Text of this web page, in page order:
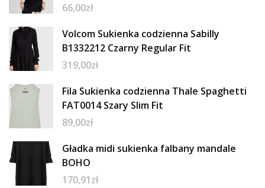
66,00zł
Volcom Sukienka codzienna Sabilly
B1332212 Czarny Regular Fit
319,00zł
Fila Sukienka codzienna Thale Spaghetti
FAT0014 Szary Slim Fit
89,00zł
Gładka midi sukienka falbany mandale
BOHO
170,91zł